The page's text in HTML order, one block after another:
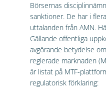
Börsernas
sanktioner. De har i
uttalanden från AMN.
Gällande offentliga
avgörande betydelse
reglerade marknaden
är listat på MTF-
regulatorisk förklaring: